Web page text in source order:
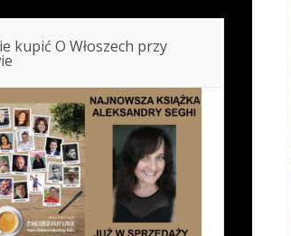
kupić O Włoszech przy